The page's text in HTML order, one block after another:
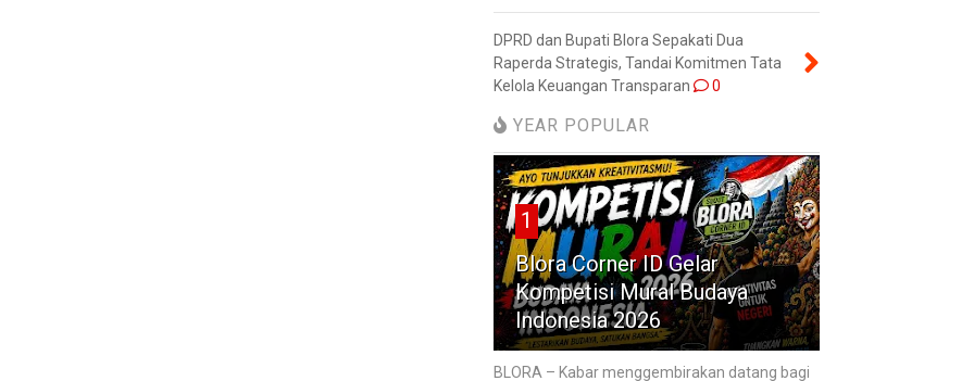
DPRD dan Bupati Blora Sepakati Dua
Raperda Strategis, Tandai Komitmen Tata
Kelola Keuangan Transparan
0
YEAR POPULAR
1
Blora Corner ID Gelar
Kompetisi Mural Budaya
Indonesia 2026
BLORA – Kabar menggembirakan datang bagi